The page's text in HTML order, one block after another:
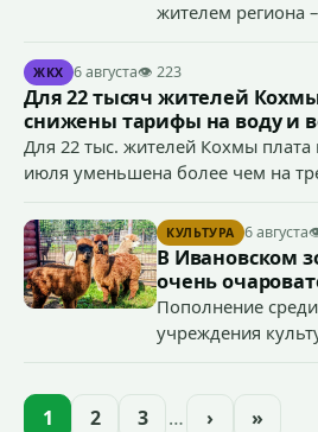
жителем региона
Антоном
ЖКХ 6 августа👁 223
Для 22 тысяч жителей
снижены тарифы на воду и
Для 22 тыс. жителей Кохмы плата
июля уменьшена более чем на
началу работы в городе
«Водоканал.
КУЛЬТУРА 6 августа
В Ивановском
очень
Пополнение
учреждения
областей (самцу
1 2 3 … › »